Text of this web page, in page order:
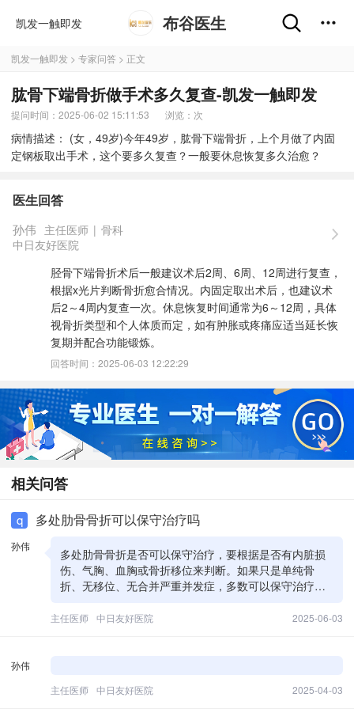
凯发一触即发 布谷医生
凯发一触即发 > 专家问答 > 正文
肱骨下端骨折做手术多久复查-凯发一触即发
提问时间：2025-06-02 15:11:53 浏览： 次
病情描述： (女，49岁)今年49岁，肱骨下端骨折，上个月做了内固
定钢板取出手术，这个要多久复查？一般要休息恢复多久治愈？
医生回答
孙伟 主任医师 | 骨科
中日友好医院
胫骨下端骨折术后一般建议术后2周、6周、12周进行复查，
根据x光片判断骨折愈合情况。内固定取出术后，也建议术
后2～4周内复查一次。休息恢复时间通常为6～12周，具体
视骨折类型和个人体质而定，如有肿胀或疼痛应适当延长恢
复期并配合功能锻炼。
回答时间：2025-06-03 12:22:29
相关问答
q 多处肋骨骨折可以保守治疗吗
孙伟
多处肋骨骨折是否可以保守治疗，要根据是否有内脏损
伤、气胸、血胸或骨折移位来判断。如果只是单纯骨
折、无移位、无合并严重并发症，多数可以保守治疗，
困难、出血、骨折片移位等，医生建议微创手术是为了
主任医师 中日友好医院 2025-06-03
孙伟
主任医师 中日友好医院 2025-04-03